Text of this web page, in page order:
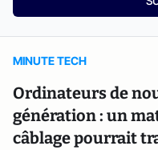
MINUTE TECH
Ordinateurs de
génération : un
câblage pourrait